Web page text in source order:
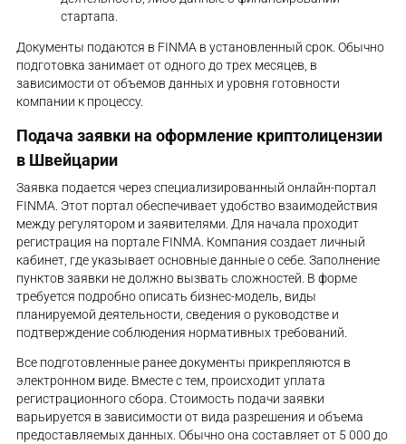
стартапа.
Документы подаются в FINMA в установленный срок. Обычно
подготовка занимает от одного до трех месяцев, в
зависимости от объемов данных и уровня готовности
компании к процессу.
Подача заявки на оформление криптолицензии
в Швейцарии
Заявка подается через специализированный онлайн-портал
FINMA. Этот портал обеспечивает удобство взаимодействия
между регулятором и заявителями. Для начала проходит
регистрация на портале FINMA. Компания создает личный
кабинет, где указывает основные данные о себе. Заполнение
пунктов заявки не должно вызвать сложностей. В форме
требуется подробно описать бизнес-модель, виды
планируемой деятельности, сведения о руководстве и
подтверждение соблюдения нормативных требований.
Все подготовленные ранее документы прикрепляются в
электронном виде. Вместе с тем, происходит уплата
регистрационного сбора. Стоимость подачи заявки
варьируется в зависимости от вида разрешения и объема
предоставляемых данных. Обычно она составляет от 5 000 до